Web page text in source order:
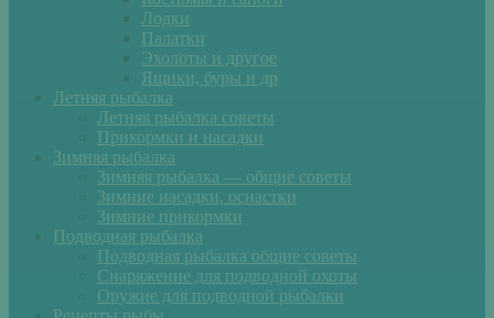
Лодки
Палатки
Эхолоты и другое
Ящики, буры и др
Летняя рыбалка
Летняя рыбалка советы
Прикормки и насадки
Зимняя рыбалка
Зимняя рыбалка — общие советы
Зимние насадки, оснастки
Зимние прикормки
Подводная рыбалка
Подводная рыбалка общие советы
Снаряжение для подводной охоты
Оружие для подводной рыбалки